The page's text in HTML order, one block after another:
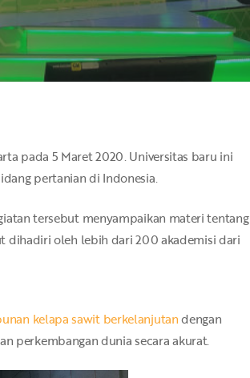
pada 5 Maret 2020. Universitas baru ini
pertanian di Indonesia.
tersebut menyampaikan materi tentang
dihadiri oleh lebih dari 200 akademisi dari
kelapa sawit berkelanjutandengan
perkembangan dunia secara akurat.